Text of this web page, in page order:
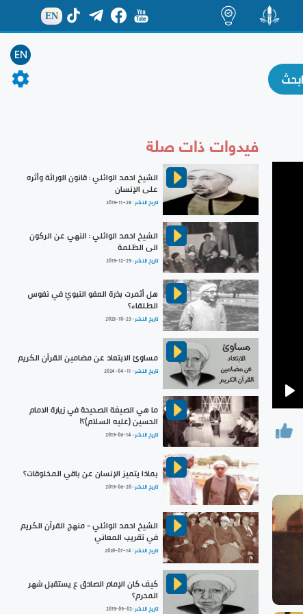
EN
EN
فيدوات ذات صلة
الشيخ احمد الوائلي : قانون الوراثة وأثره
على الإنسان
تاريخ النشر :2019-11-28
الشيخ احمد الوائلي : النهي عن الركون
الى الظلمة
تاريخ النشر :2019-12-29
هل أثمرت بذرة العفو النبويّ في نفوس
الطلقاء؟
تاريخ النشر :2023-10-23
مساوئ الابتعاد عن مضامين القرآن الكريم
تاريخ النشر : 2024-04-11
ما هي الصيغة الصحيحة في زيارة الامام
الحسين (عليه السلام)؟!
تاريخ النشر : 2019-06-14
بماذا يتميز الإنسان عن باقي المخلوقات؟
تاريخ النشر :2019-06-20
الشيخ احمد الوائلي - منهج القرآن الكريم
في تقريب المعاني
تاريخ النشر : 2020-07-14
كيف كان الإمام الصادق ع يستقبل شهر
المحرم؟
تاريخ النشر :2019-09-02